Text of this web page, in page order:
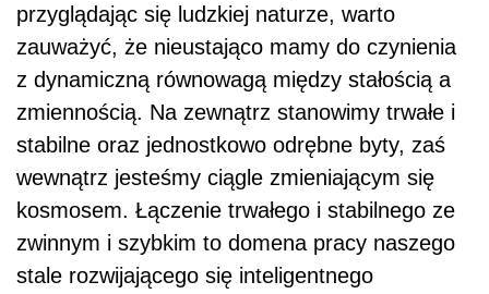
przyglądając się ludzkiej naturze, warto
zauważyć, że nieustająco mamy do czynienia
z dynamiczną równowagą między stałością a
zmiennością. Na zewnątrz stanowimy trwałe i
stabilne oraz jednostkowo odrębne byty, zaś
wewnątrz jesteśmy ciągle zmieniającym się
kosmosem. Łączenie trwałego i stabilnego ze
zwinnym i szybkim to domena pracy naszego
stale rozwijającego się inteligentnego